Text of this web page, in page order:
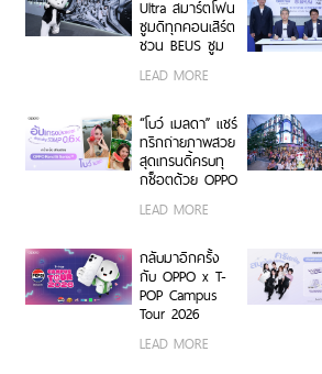
Ultra สมาร์ตโฟน
ซูมดีทุกคอนเสิร์ต
ชวน BEUS ซูม
ความสนุกสุดคม
BUS LIGHT AS
ONE
LEAD MORE
“โบว์ เมลดา” แชร์
ทริกถ่ายภาพสวย
สุดเทรนดี้ครบทุ
กช็อตด้วย OPPO
5G
LEAD MORE
กลับมาอีกครั้ง
กับ OPPO x T-
POP Campus
Tour 2026
สนุก บุก 6 รั้ว
LEAD MORE